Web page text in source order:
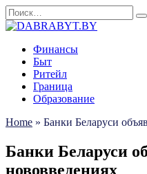
Перейти
к
Search
for:
Финансы
Быт
Ритейл
Граница
Образование
Home » Банки Беларуси
Банки Беларуси
нововведениях